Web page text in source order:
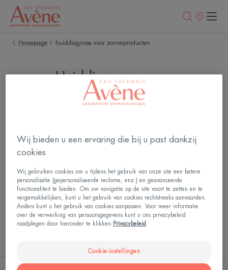
Homepage huiddiagnose voor zonneproducten
Huiddiagnose voor
zonneproducten
Wij bieden u een ervaring die bij u past dankzij
cookies
Wij gebruiken cookies om u tijdens het gebruik van onze site een betere
personalisatie (gepersonaliseerde reclame, enz.) en geavanceerde
functionaliteit te bieden. Om uw navigatie op de site voort te zetten en te
vergemakkelijken, kunt u het gebruik van cookies rechtstreeks aanvaarden.
Anders kunt u het gebruik van cookies aanpassen. Voor meer informatie
over de verwerking van persoonsgegevens kunt u ons privacybeleid
raadplegen door hieronder te klikken: Privacybeleid
Cookie-instellingen